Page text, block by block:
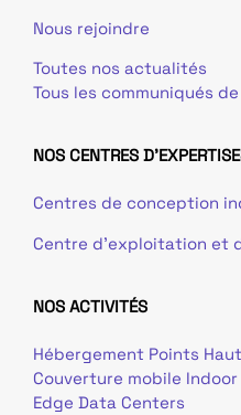
Nous rejoindre
Toutes nos actualités
Tous les communiqués
NOS CENTRES
Centres de conception
Centre d’exploitation et
NOS ACTIVITÉS
Hébergement Points
Couverture mobile Indoor
Edge Data Centers